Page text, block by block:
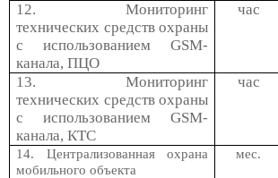
12. Мониторинг
технических средств охраны
с использованиемGSM-
канала, ПЦО
час
13. Мониторинг
технических средств охраны
с использованиемGSM-
канала, КТС
час
14. Централизованная охрана
мобильного объекта
мес.